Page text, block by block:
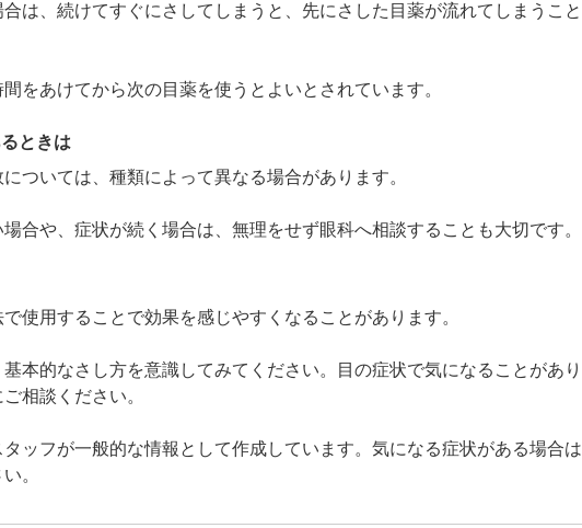
は、続けてすぐにさしてしまうと、先にさした目薬が流れてしまうこと
をあけてから次の目薬を使うとよいとされています。
ときは
ついては、種類によって異なる場合があります。
合や、症状が続く場合は、無理をせず眼科へ相談することも大切です。
使用することで効果を感じやすくなることがあります。
本的なさし方を意識してみてください。目の症状で気になることがあり
相談ください。
ッフが一般的な情報として作成しています。気になる症状がある場合は
。